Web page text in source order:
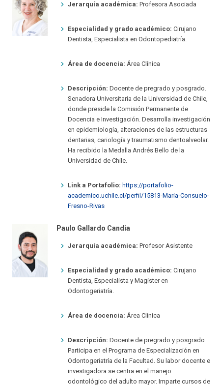
Jerarquía académica: Profesora Asociada
Especialidad y grado académico: Cirujano
Dentista, Especialista en Odontopediatría.
Área de docencia: Área Clínica
Descripción: Docente de pregrado y posgrado.
Senadora Universitaria de la Universidad de Chile,
donde preside la Comisión Permanente de
Docencia e Investigación. Desarrolla investigación
en epidemiología, alteraciones de las estructuras
dentarias, cariología y traumatismo dentoalveolar.
Ha recibido la Medalla Andrés Bello de la
Universidad de Chile.
Link a Portafolio: https://portafolio-
academico.uchile.cl/perfil/15813-Maria-Consuelo-
Fresno-Rivas
Paulo Gallardo Candia
Jerarquía académica: Profesor Asistente
Especialidad y grado académico: Cirujano
Dentista, Especialista y Magíster en
Odontogeriatría.
Área de docencia: Área Clínica
Descripción: Docente de pregrado y posgrado.
Participa en el Programa de Especialización en
Odontogeriatría de la Facultad. Su labor docente e
investigadora se centra en el manejo
odontológico del adulto mayor. Imparte cursos de